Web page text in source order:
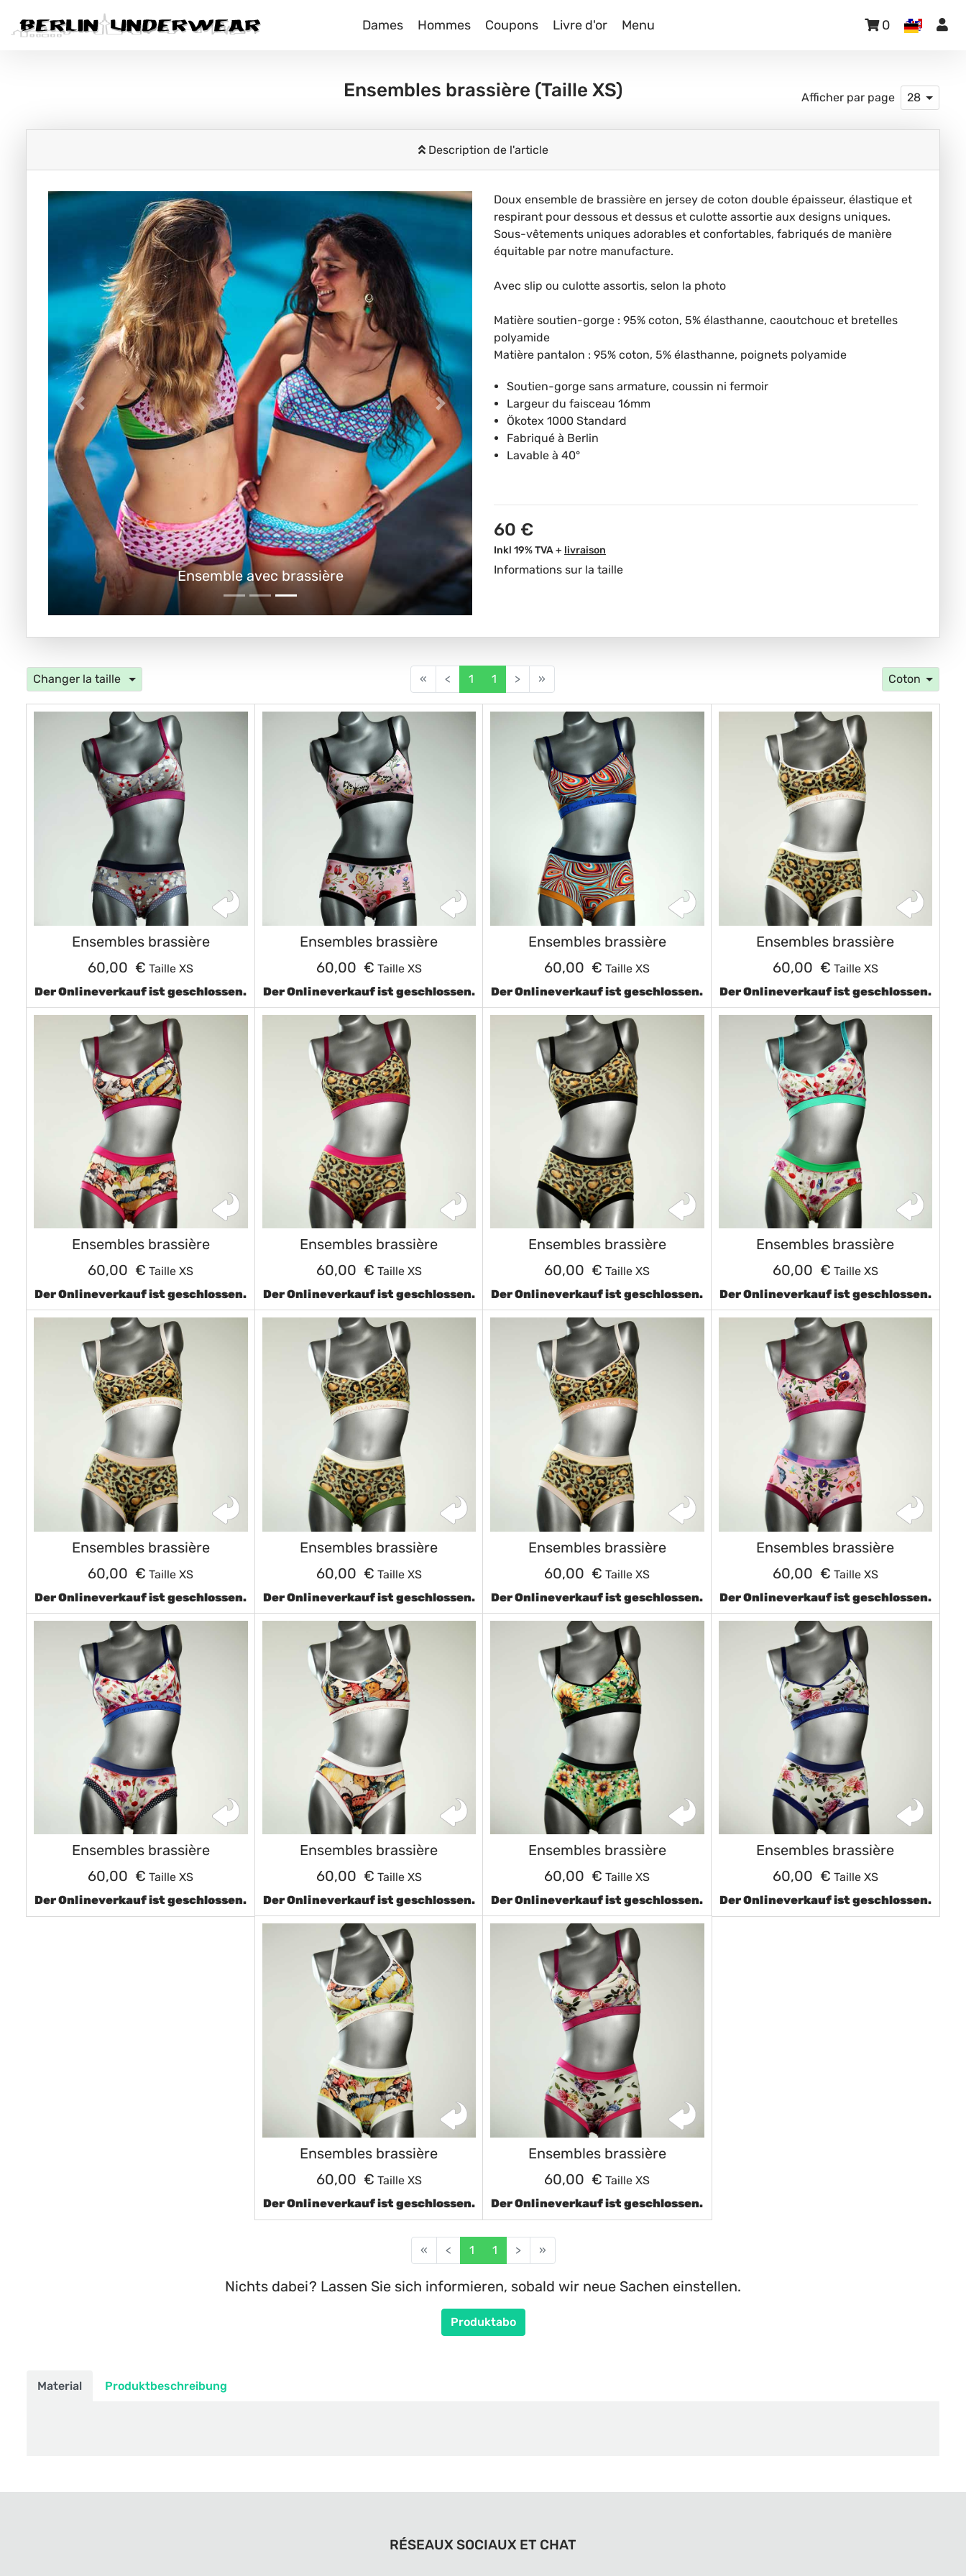
Dames Hommes Coupons Livre d'or Menu 0
Ensembles brassière (Taille XS) Afficher par page 28
Description de l'article
Ensemble avec brassière
Doux ensemble de brassière en jersey de coton double épaisseur, élastique et
respirant pour dessous et dessus et culotte assortie aux designs uniques.
Sous-vêtements uniques adorables et confortables, fabriqués de manière
équitable par notre manufacture.
Avec slip ou culotte assortis, selon la photo
Matière soutien-gorge : 95% coton, 5% élasthanne, caoutchouc et bretelles
polyamide
Matière pantalon : 95% coton, 5% élasthanne, poignets polyamide
Soutien-gorge sans armature, coussin ni fermoir
Largeur du faisceau 16mm
Ökotex 1000 Standard
Fabriqué à Berlin
Lavable à 40°
60 €
Inkl 19% TVA + livraison
Informations sur la taille
Changer la taille « < 1 1 > » Coton
Ensembles brassière
60,00 € Taille XS
Der Onlineverkauf ist geschlossen.
Ensembles brassière
60,00 € Taille XS
Der Onlineverkauf ist geschlossen.
Ensembles brassière
60,00 € Taille XS
Der Onlineverkauf ist geschlossen.
Ensembles brassière
60,00 € Taille XS
Der Onlineverkauf ist geschlossen.
Ensembles brassière
60,00 € Taille XS
Der Onlineverkauf ist geschlossen.
Ensembles brassière
60,00 € Taille XS
Der Onlineverkauf ist geschlossen.
Ensembles brassière
60,00 € Taille XS
Der Onlineverkauf ist geschlossen.
Ensembles brassière
60,00 € Taille XS
Der Onlineverkauf ist geschlossen.
Ensembles brassière
60,00 € Taille XS
Der Onlineverkauf ist geschlossen.
Ensembles brassière
60,00 € Taille XS
Der Onlineverkauf ist geschlossen.
Ensembles brassière
60,00 € Taille XS
Der Onlineverkauf ist geschlossen.
Ensembles brassière
60,00 € Taille XS
Der Onlineverkauf ist geschlossen.
Ensembles brassière
60,00 € Taille XS
Der Onlineverkauf ist geschlossen.
Ensembles brassière
60,00 € Taille XS
Der Onlineverkauf ist geschlossen.
Ensembles brassière
60,00 € Taille XS
Der Onlineverkauf ist geschlossen.
Ensembles brassière
60,00 € Taille XS
Der Onlineverkauf ist geschlossen.
Ensembles brassière
60,00 € Taille XS
Der Onlineverkauf ist geschlossen.
Ensembles brassière
60,00 € Taille XS
Der Onlineverkauf ist geschlossen.
« < 1 1 > »
Nichts dabei? Lassen Sie sich informieren, sobald wir neue Sachen einstellen.
Produktabo
Material Produktbeschreibung
RÉSEAUX SOCIAUX ET CHAT